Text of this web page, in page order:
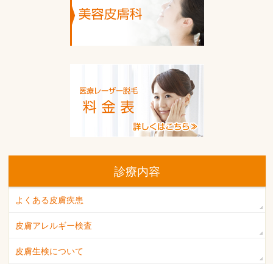
診療内容
よくある皮膚疾患
皮膚アレルギー検査
皮膚生検について